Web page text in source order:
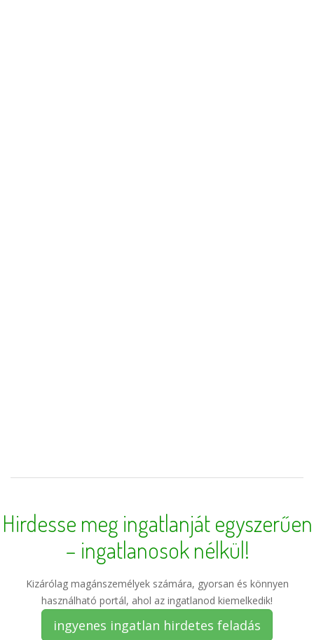
Hirdesse meg ingatlanját egyszerűen
– ingatlanosok nélkül!
Kizárólag magánszemélyek számára, gyorsan és könnyen
használható portál, ahol az ingatlanod kiemelkedik!
ingyenes ingatlan hirdetes feladás